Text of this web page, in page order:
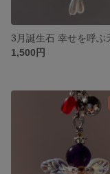
1,500円